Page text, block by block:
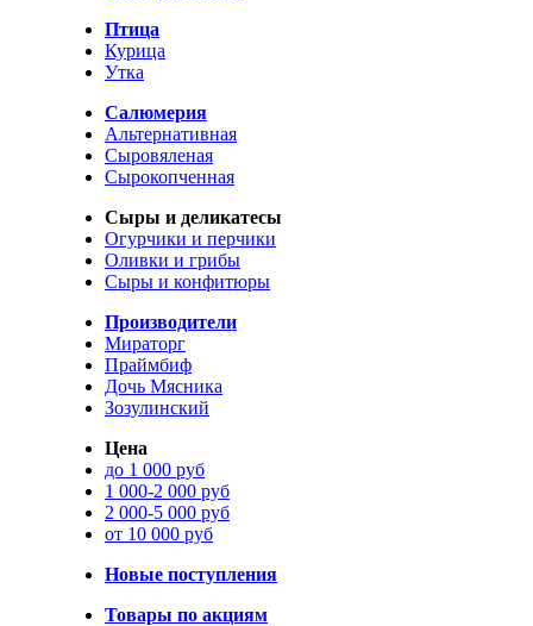
Птица
Курица
Утка
Салюмерия
Альтернативная
Сыровяленая
Сырокопченная
Сыры и деликатесы
Огурчики и перчики
Оливки и грибы
Сыры и конфитюры
Производители
Мираторг
Праймбиф
Дочь Мясника
Зозулинский
Цена
до 1 000 руб
1 000-2 000 руб
2 000-5 000 руб
от 10 000 руб
Новые поступления
Товары по акциям